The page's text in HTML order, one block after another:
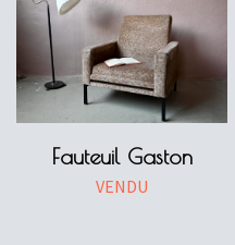
Fauteuil Gaston
VENDU